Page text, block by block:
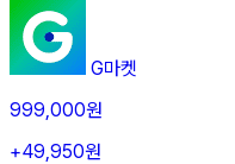
G마켓
999,000원
+49,950원